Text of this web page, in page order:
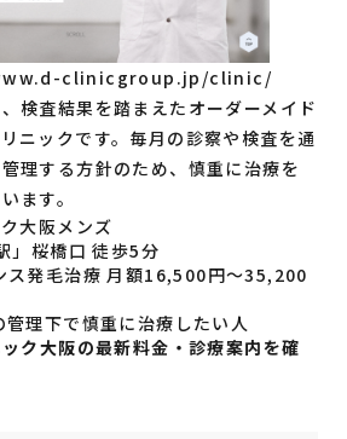
clinicgroup.jp/clinic/
検査結果を踏まえたオーダーメイド
ニックです。毎月の診察や検査を通
理する方針のため、慎重に治療を
ます。
大阪メンズ
」桜橋口 徒歩5分
ス発毛治療 月額16,500円〜35,200
管理下で慎重に治療したい人
ク大阪の最新料金・診療案内を確